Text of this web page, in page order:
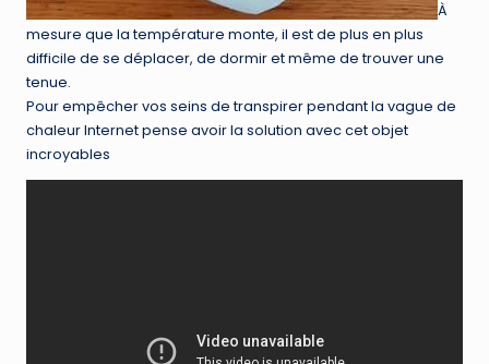
À
mesure que la température monte, il est de plus en plus
difficile de se déplacer, de dormir et même de trouver une
tenue.
Pour empêcher vos seins de transpirer pendant la vague de
chaleur Internet pense avoir la solution avec cet objet
incroyables